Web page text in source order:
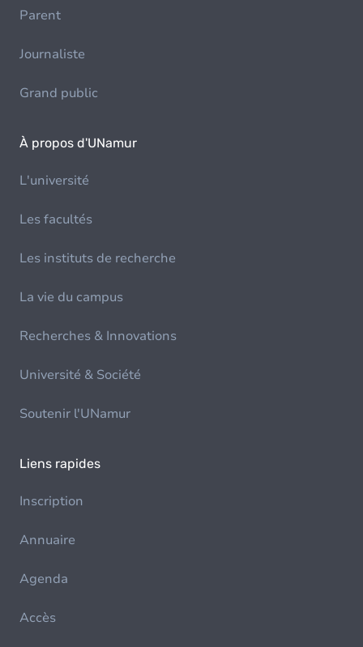
Parent
Journaliste
Grand public
À propos d'UNamur
L'université
Les facultés
Les instituts de recherche
La vie du campus
Recherches & Innovations
Université & Société
Soutenir l'UNamur
Liens rapides
Inscription
Annuaire
Agenda
Accès